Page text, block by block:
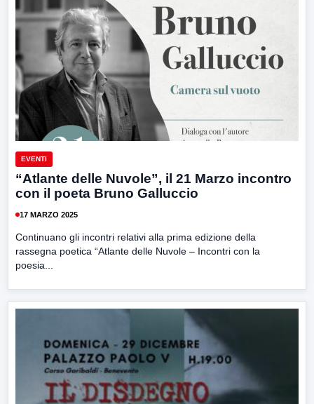
EVENTI
“Atlante delle Nuvole”, il 21 Marzo incontro
con il poeta Bruno Galluccio
17 MARZO 2025
Continuano gli incontri relativi alla prima edizione della
rassegna poetica “Atlante delle Nuvole – Incontri con la
poesia...